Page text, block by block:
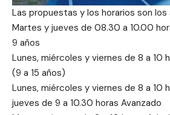
Las propuestas y los horarios son los
Martes y jueves de 08.30 a 10.00
9 años
Lunes, miércoles y viernes de 8 a 10
(9 a 15 años)
Lunes, miércoles y viernes de 8 a 10
jueves de 9 a 10.30 horas Avanzado